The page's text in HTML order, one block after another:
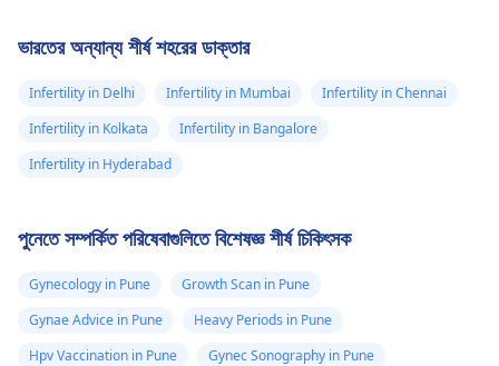
ভারতের অন্যান্য শীর্ষ শহরের ডাক্তার
Infertility in Delhi Infertility in Mumbai
Infertility in Chennai
Infertility in Kolkata
Infertility in Bangalore
Infertility in Hyderabad
পুনেতে সম্পর্কিত পরিষেবাগুলিতে বিশেষজ্ঞ শীর্ষ চিকিৎসক
Gynecology in Pune
Growth Scan in Pune
Gynae Advice in Pune
Heavy Periods in Pune
Hpv Vaccination in Pune
Gynec Sonography in Pune